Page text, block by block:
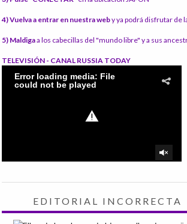
4) Vuelva a entrar en nuestra weby ya podrá disfrutar de
5) Maldigaa los cabecillas del "mundo libre" y a sus
TELEVISIÓN - CANAL RUSSIA TODAY
EDITORIAL INCORRECTA